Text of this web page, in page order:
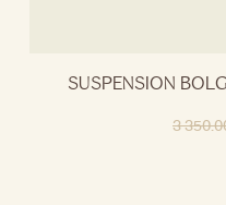
SUSPENSION
3